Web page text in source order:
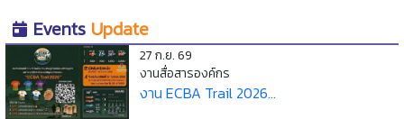
Events Update
27 ก.ย. 69
งานสื่อสารองค์กร
งาน ECBA Trail 2026...